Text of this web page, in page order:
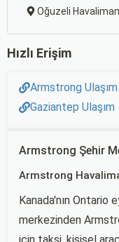
Oğuzeli
Hızlı Erişim
Armstrong Ulaşım
Gaziantep Ulaşım
Armstrong Şehir
Armstrong
Kanada'nın Ontario
merkezinden